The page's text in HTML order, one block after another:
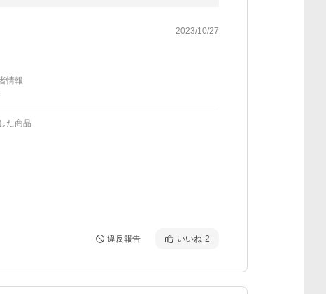
2023/10/27
情報
た商品
違反報告 いいね 2